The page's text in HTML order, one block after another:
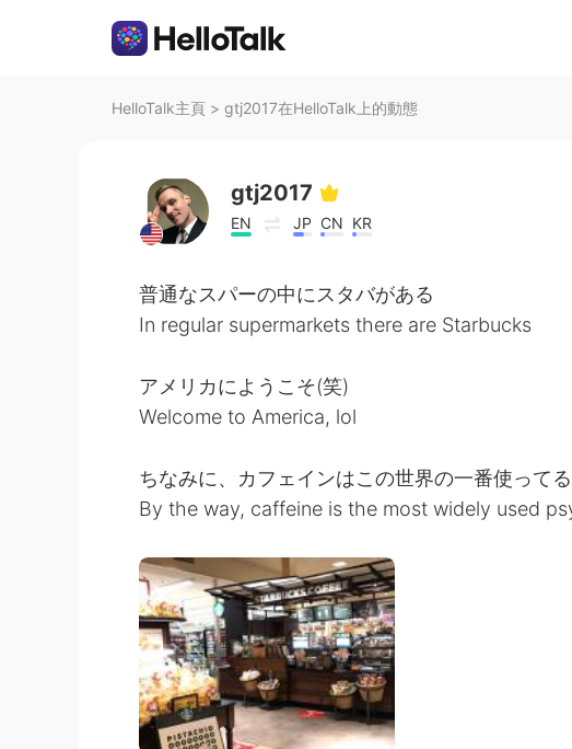
HelloTalk主頁 > gtj2017在HelloTalk上的動態
gtj2017
EN JP CN KR
普通なスパーの中にスタバがある
In regular supermarkets there are Starbucks
アメリカにようこそ(笑)
Welcome to America, lol
ちなみに、カフェインはこの世界の一番使って
By the way, caffeine is the most widely used